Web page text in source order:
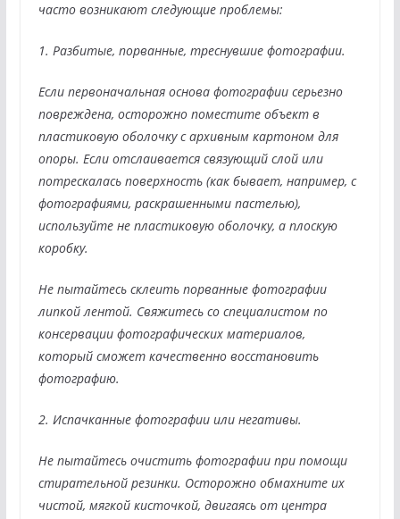
часто возникают следующие проблемы:
1. Разбитые, порванные, треснувшие фотографии.
Если первоначальная основа фотографии серьезно
повреждена, осторожно поместите объект в
пластиковую оболочку с архивным картоном для
опоры. Если отслаивается связующий слой или
потрескалась поверхность (как бывает, например, с
фотографиями, раскрашенными пастелью),
используйте не пластиковую оболочку, а плоскую
коробку.
Не пытайтесь склеить порванные фотографии
липкой лентой. Свяжитесь со специалистом по
консервации фотографических материалов,
который сможет качественно восстановить
фотографию.
2. Испачканные фотографии или негативы.
Не пытайтесь очистить фотографии при помощи
стирательной резинки. Осторожно обмахните их
чистой, мягкой кисточкой, двигаясь от центра